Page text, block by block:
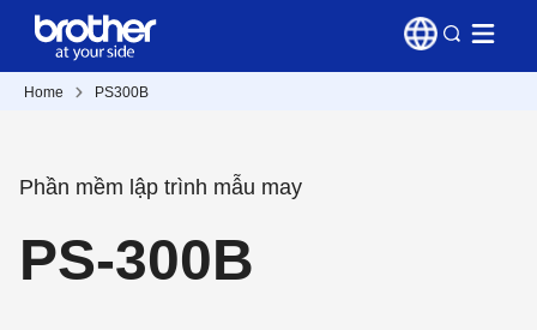
Home PS300B
Phần mềm lập trình mẫu may
PS-300B